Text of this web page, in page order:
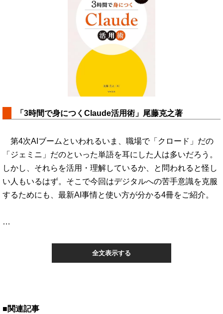
「3時間で身につくClaude活用術」尾藤克之著
第4次AIブームといわれるいま、職場で「クロード」だの
「ジェミニ」だのといった単語を耳にした人は多いだろう。
しかし、それらを活用・理解しているか、と問われると怪し
い人もいるはず。そこで今回はデジタルへの苦手意識を克服
するためにも、最新AI事情と使い方が分かる4冊をご紹介。
…
全文表示する
■関連記事